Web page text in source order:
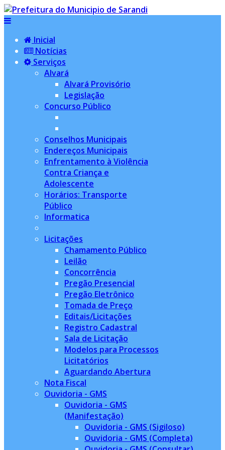
Inicial
Notícias
Serviços
Alvará
Alvará Provisório
Legislação
Concurso Público
Conselhos Municipais
Endereços Municipais
Enfrentamento à Violência
Contra Criança e
Adolescente
Horários: Transporte
Público
Informatica
Licitações
Chamamento Público
Leilão
Concorrência
Pregão Presencial
Pregão Eletrônico
Tomada de Preço
Editais/Licitações
Registro Cadastral
Sala de Licitação
Modelos para Processos
Licitatórios
Aguardando Abertura
Nota Fiscal
Ouvidoria - GMS
Ouvidoria - GMS
(Manifestação)
Ouvidoria - GMS (Sigiloso)
Ouvidoria - GMS (Completa)